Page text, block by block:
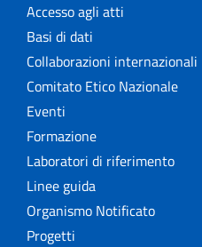
Accesso agli atti
Basi di dati
Collaborazioni internazionali
Comitato Etico Nazionale
Eventi
Formazione
Laboratori di riferimento
Linee guida
Organismo Notificato
Progetti